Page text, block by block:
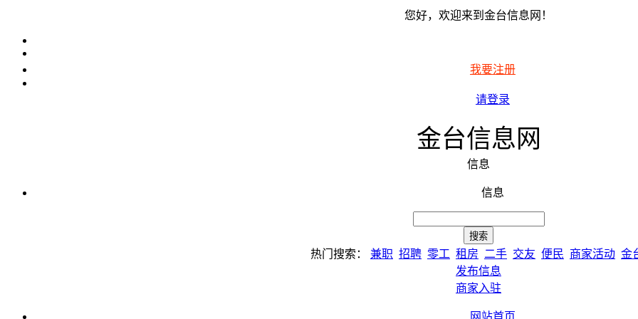
您好，欢迎来到金台信息网！
我要注册
请登录
金台信息网
信息
信息
热门搜索： 兼职 招聘 零工 租房 二手 交友 便民 商家活动 金
发布信息
商家入驻
网站首页